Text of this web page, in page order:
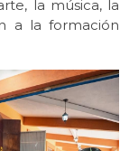
la música, la
a la formación